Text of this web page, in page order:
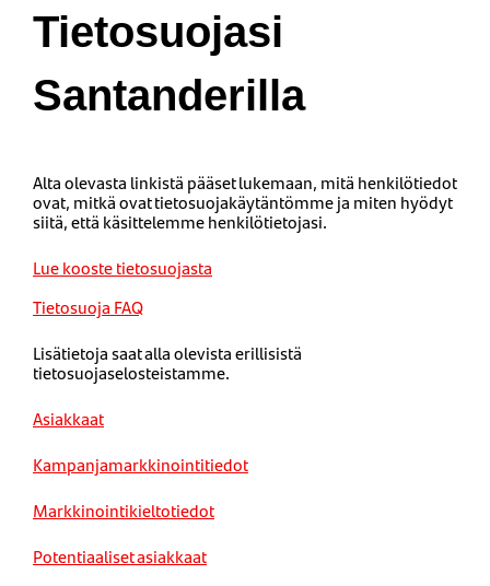
Tietosuojasi
Santanderilla
Alta olevasta linkistä pääset lukemaan, mitä henkilötiedot
ovat, mitkä ovat tietosuojakäytäntömme ja miten hyödyt
siitä, että käsittelemme henkilötietojasi.
Lue kooste tietosuojasta
Tietosuoja FAQ
Lisätietoja saat alla olevista erillisistä
tietosuojaselosteistamme.
Asiakkaat
Kampanjamarkkinointitiedot
Markkinointikieltotiedot
Potentiaaliset asiakkaat